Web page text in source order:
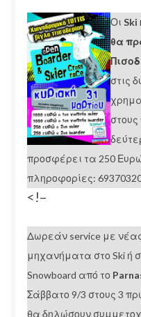
Οι Ski
θα
στις
στους
προσφέρει τα 250
πληροφορίες:
<!–
Δωρεάν service με
μηχανήματα στο Ski ή
Snowboard από το
Σάββατο 9/3 στους 3
θα δηλώσουν